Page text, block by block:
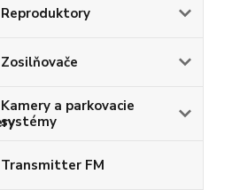
Reproduktory
Zosilňovače
Kamery a parkovacie
systémy
Transmitter FM